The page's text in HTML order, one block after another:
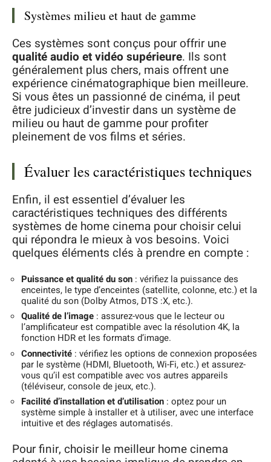
Systèmes milieu et haut de gamme
Ces systèmes sont conçus pour offrir une
qualité audio et vidéo supérieure. Ils sont
généralement plus chers, mais offrent une
expérience cinématographique bien meilleure.
Si vous êtes un passionné de cinéma, il peut
être judicieux d’investir dans un système de
milieu ou haut de gamme pour profiter
pleinement de vos films et séries.
Évaluer les caractéristiques techniques
Enfin, il est essentiel d’évaluer les
caractéristiques techniques des différents
systèmes de home cinema pour choisir celui
qui répondra le mieux à vos besoins. Voici
quelques éléments clés à prendre en compte :
Puissance et qualité du son : vérifiez la puissance des
enceintes, le type d’enceintes (satellite, colonne, etc.) et la
qualité du son (Dolby Atmos, DTS :X, etc.).
Qualité de l’image : assurez-vous que le lecteur ou
l’amplificateur est compatible avec la résolution 4K, la
fonction HDR et les formats d’image.
Connectivité : vérifiez les options de connexion proposées
par le système (HDMI, Bluetooth, Wi-Fi, etc.) et assurez-
vous qu’il est compatible avec vos autres appareils
(téléviseur, console de jeux, etc.).
Facilité d’installation et d’utilisation : optez pour un
système simple à installer et à utiliser, avec une interface
intuitive et des réglages automatisés.
Pour finir, choisir le meilleur home cinema